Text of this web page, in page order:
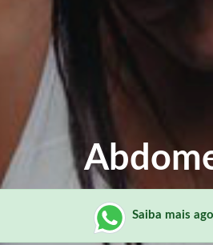
Saiba mais